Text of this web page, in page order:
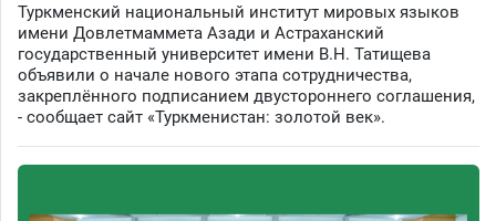
Туркменский национальный институт мировых языков
имени Довлетмаммета Азади и Астраханский
государственный университет имени В.Н. Татищева
объявили о начале нового этапа сотрудничества,
закреплённого подписанием двустороннего соглашения,
- сообщает сайт «Туркменистан: золотой век».